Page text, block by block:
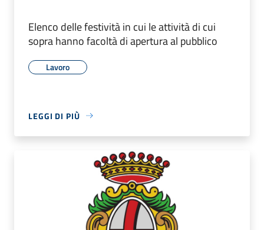
Elenco delle festività in cui le attività di cui
sopra hanno facoltà di apertura al pubblico
Lavoro
LEGGI DI PIÙ